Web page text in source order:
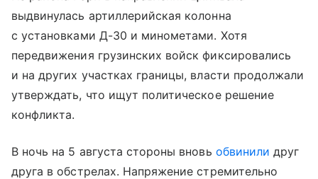
выдвинулась артиллерийская колонна
с установками Д-30 и минометами. Хотя
передвижения грузинских войск фиксировались
и на других участках границы, власти продолжали
утверждать, что ищут политическое решение
конфликта.
В ночь на 5 августа стороны вновь обвинили друг
друга в обстрелах. Напряжение стремительно